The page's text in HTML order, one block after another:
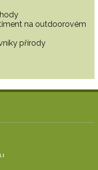
na outdoorovém
přírody